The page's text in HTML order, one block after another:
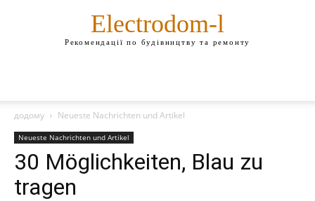
Electrodom-l
Рекомендації по будівництву та ремонту
додому Neueste Nachrichten und Artikel
Neueste Nachrichten und Artikel
30 Möglichkeiten, Blau zu
tragen